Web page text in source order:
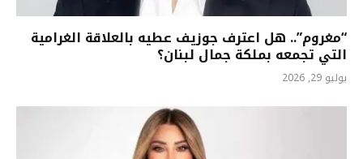
“مغروم”.. هل اعترف جوزيف عطيه بالعلاقة الغرامية
التي تجمعه بملكة جمال لبنان؟
يوليو 29, 2026